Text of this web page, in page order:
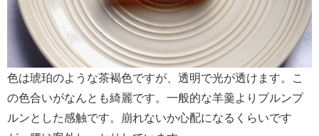
色は琥珀のような茶褐色ですが、透明で光が透けます。こ
の色合いがなんとも綺麗です。一般的な羊羹よりプルンプ
ルンとした感触です。崩れないか心配になるくらいです